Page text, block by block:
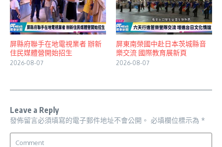
屏縣府聯手在地電視業者 辦新
住民媒體營開始招生
2026-08-07
屏東南榮國中赴日本茨城縣音
樂交流 國際教育展新頁
2026-08-07
Leave a Reply
發佈留言必須填寫的電子郵件地址不會公開。 必填欄位標示為 *